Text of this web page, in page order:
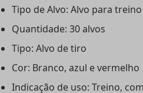
Tipo de Alvo: Alvo para
Quantidade: 30 alvos
Tipo: Alvo de tiro
Cor: Branco, azul e vermelho
Indicação de uso: Treino,